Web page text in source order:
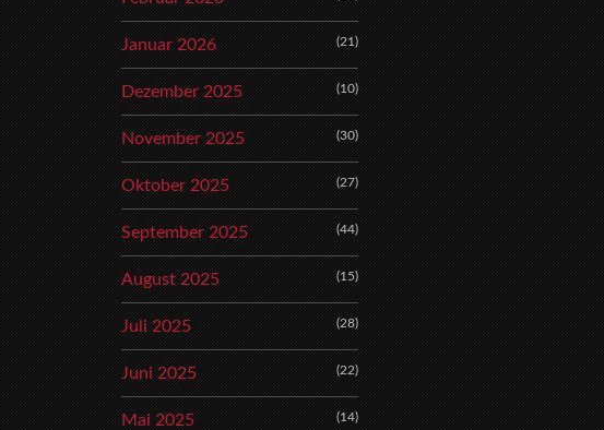
Januar 2026 (21)
Dezember 2025 (10)
November 2025 (30)
Oktober 2025 (27)
September 2025 (44)
August 2025 (15)
Juli 2025 (28)
Juni 2025 (22)
Mai 2025 (14)